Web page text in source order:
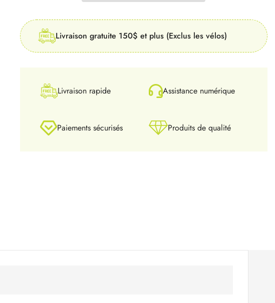
Livraison gratuite 150$ et plus (Exclus les vélos)
Livraison rapide Assistance numérique
Paiements sécurisés Produits de qualité